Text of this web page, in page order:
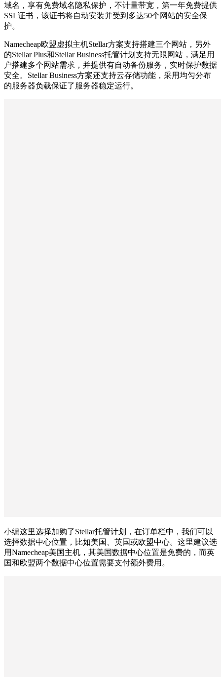
域名，享有免费域名隐私保护，不计量带宽，第一年免费提供
SSL证书，该证书将自动安装并受到多达50个网站的安全保
护。
Namecheap欧盟虚拟主机Stellar方案支持搭建三个网站，另外
的Stellar Plus和Stellar Business托管计划支持无限网站，满足用
户搭建多个网站需求，并提供有自动备份服务，实时保护数据
安全。Stellar Business方案还支持云存储功能，采用均匀分布
的服务器负载保证了服务器稳定运行。
小编这里选择加购了Stellar托管计划，在订单栏中，我们可以
选择数据中心位置，比如美国、英国或欧盟中心。这里建议选
用Namecheap美国主机，其美国数据中心位置是免费的，而英
国和欧盟两个数据中心位置需要支付额外费用。